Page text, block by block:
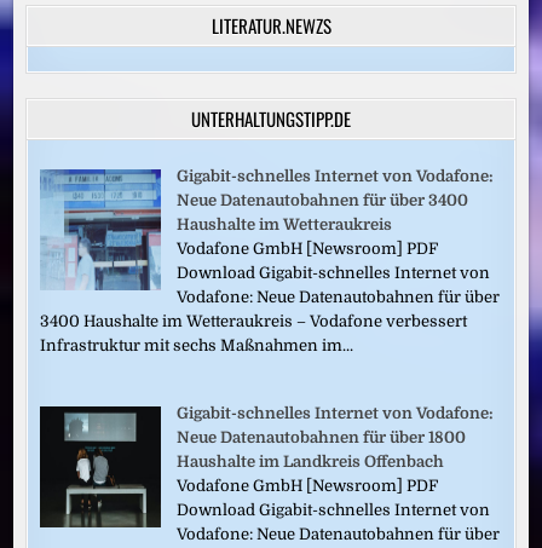
LITERATUR.NEWZS
UNTERHALTUNGSTIPP.DE
Gigabit-schnelles Internet von Vodafone:
Neue Datenautobahnen für über 3400
Haushalte im Wetteraukreis
Vodafone GmbH [Newsroom] PDF
Download Gigabit-schnelles Internet von
Vodafone: Neue Datenautobahnen für über
3400 Haushalte im Wetteraukreis – Vodafone verbessert
Infrastruktur mit sechs Maßnahmen im...
Gigabit-schnelles Internet von Vodafone:
Neue Datenautobahnen für über 1800
Haushalte im Landkreis Offenbach
Vodafone GmbH [Newsroom] PDF
Download Gigabit-schnelles Internet von
Vodafone: Neue Datenautobahnen für über